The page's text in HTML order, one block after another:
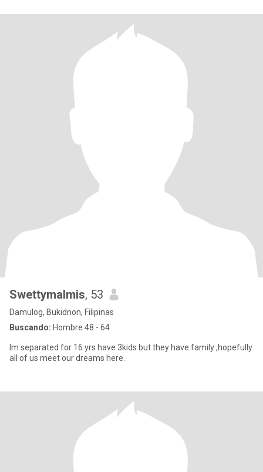
Swettymalmis, 53
Damulog, Bukidnon, Filipinas
Buscando: Hombre 48 - 64
Im separated for 16 yrs have 3kids but they have family ,hopefully
all of us meet our dreams here.